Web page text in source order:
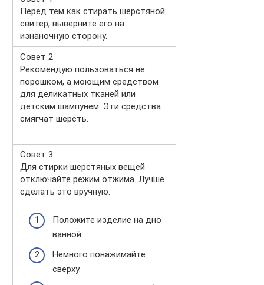
Перед тем как стирать шерстяной
свитер, выверните его на
изнаночную сторону.
Совет 2
Рекомендую пользоваться не
порошком, а моющим средством
для деликатных тканей или
детским шампунем. Эти средства
смягчат шерсть.
Совет 3
Для стирки шерстяных вещей
отключайте режим отжима. Лучше
сделать это вручную:
Положите изделие на дно
ванной.
Немного понажимайте
сверху.